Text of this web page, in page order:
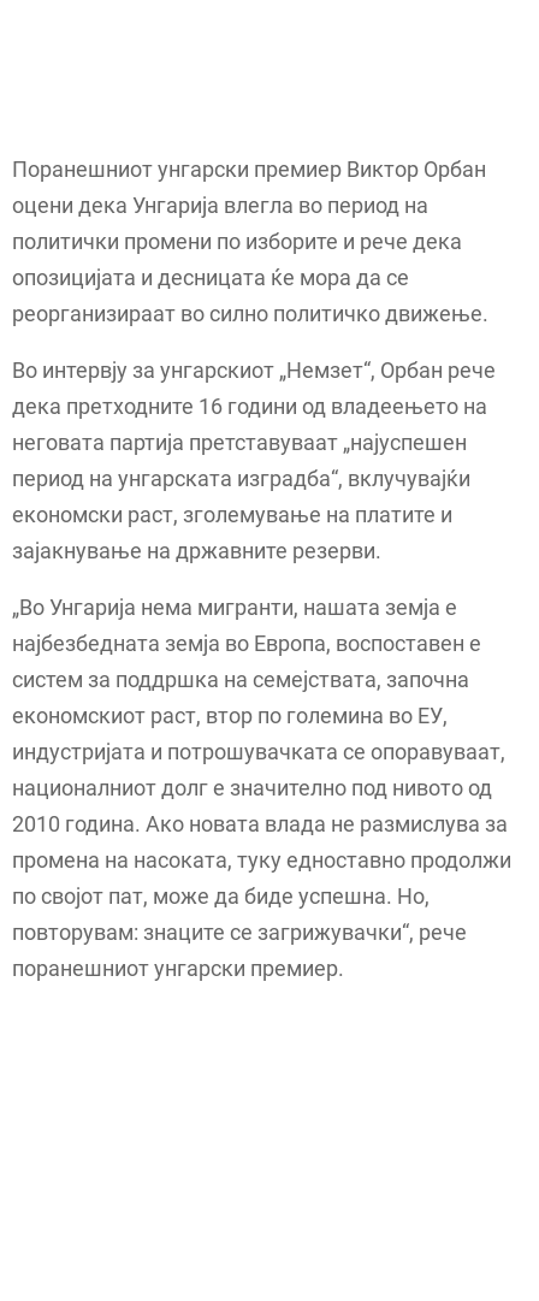
Поранешниот унгарски премиер Виктор Орбан
оцени дека Унгарија влегла во период на
политички промени по изборите и рече дека
опозицијата и десницата ќе мора да се
реорганизираат во силно политичко движење.
Во интервју за унгарскиот „Немзет“, Орбан рече
дека претходните 16 години од владеењето на
неговата партија претставуваат „најуспешен
период на унгарската изградба“, вклучувајќи
економски раст, зголемување на платите и
зајакнување на државните резерви.
„Во Унгарија нема мигранти, нашата земја е
најбезбедната земја во Европа, воспоставен е
систем за поддршка на семејствата, започна
економскиот раст, втор по големина во ЕУ,
индустријата и потрошувачката се опоравуваат,
националниот долг е значително под нивото од
2010 година. Ако новата влада не размислува за
промена на насоката, туку едноставно продолжи
по својот пат, може да биде успешна. Но,
повторувам: знаците се загрижувачки“, рече
поранешниот унгарски премиер.